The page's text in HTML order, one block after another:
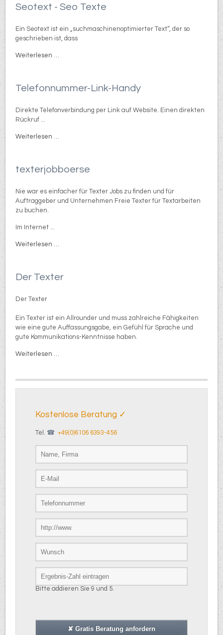
Seotext - Seo Texte
Ein Seotext ist ein „suchmaschinenoptimierter Text“, der so
geschrieben ist, dass
Weiterlesen …
Telefonnummer-Link-Handy
Direkte Telefonverbindung per Link auf Website. Einen direkten
Rückruf ...
Weiterlesen …
texterjobboerse
Nie war es einfacher für Texter Jobs zu finden und für
Auftraggeber und Unternehmen Freie Texter für Textarbeiten
zu buchen.
Im Internet ...
Weiterlesen …
Der Texter
Der Texter
Ein Texter ist ein Allrounder und muss zahlreiche Fähigkeiten
wie eine gute Auffassungsgabe, ein Gefühl für Sprache und
gute Kommunikations-Kenntnisse haben.
Weiterlesen …
Kostenlose Beratung ✓
Tel. +49(0)6106 6393-456
Bitte addieren Sie 9 und 5.